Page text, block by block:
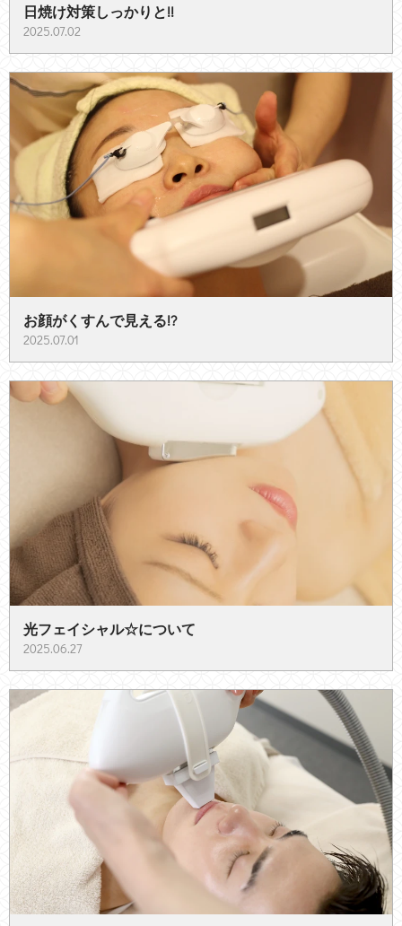
日焼け対策しっかりと!!
2025.07.02
お顔がくすんで見える!?
2025.07.01
光フェイシャル☆について
2025.06.27